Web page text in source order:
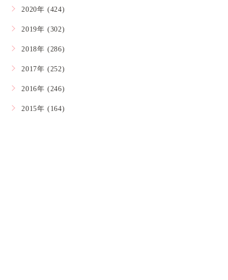
2020年 (424)
2019年 (302)
2018年 (286)
2017年 (252)
2016年 (246)
2015年 (164)